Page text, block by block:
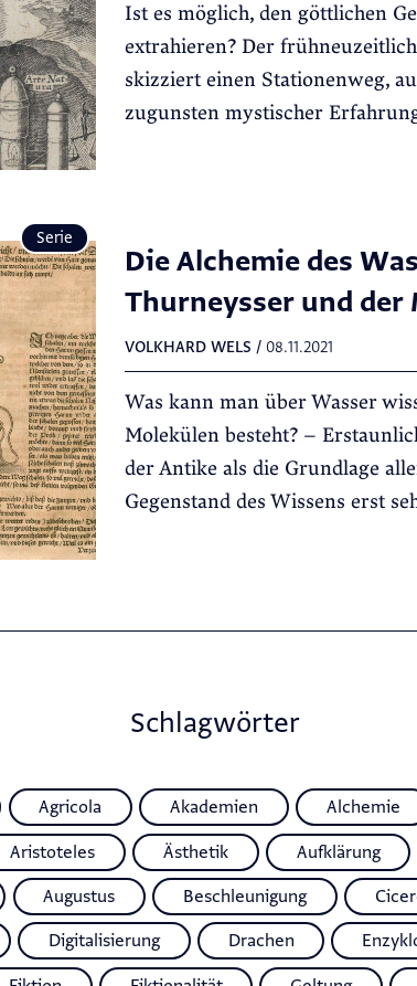
Ist es möglich, den göttlichen
extrahieren? Der
skizziert einen Stationenweg,
zugunsten mystischer
Serie
Die Alchemie des
Thurneysser und
VOLKHARD WELS / 08.11.2021
Was kann man über Wasser
Molekülen besteht? –
der Antike als die Grundlage
Gegenstand des Wissens erst
Schlagwörter
Agricola Akademien Alchemie
Aristoteles Ästhetik Aufklärung
Augustus Beschleunigung
Digitalisierung Drachen